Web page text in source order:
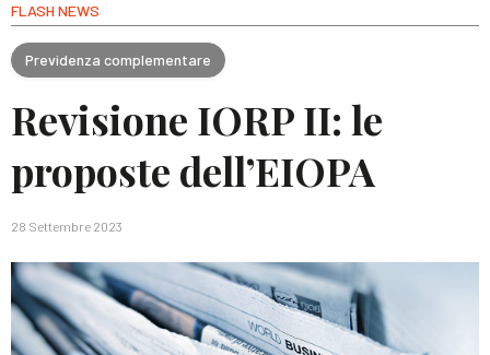
FLASH NEWS
Previdenza complementare
Revisione IORP II: le
proposte dell’EIOPA
28 Settembre 2023